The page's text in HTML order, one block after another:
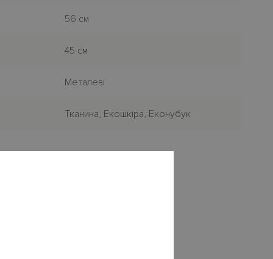
56 см
45 см
Металеві
Тканина, Екошкіра, Еконубук